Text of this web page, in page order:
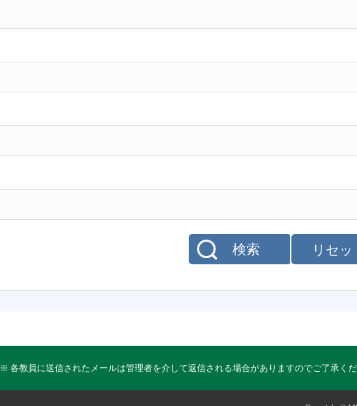
リセッ
検索
※ 各教員に送信されたメールは管理者を介して返信される場合がありますのでご了承くだ